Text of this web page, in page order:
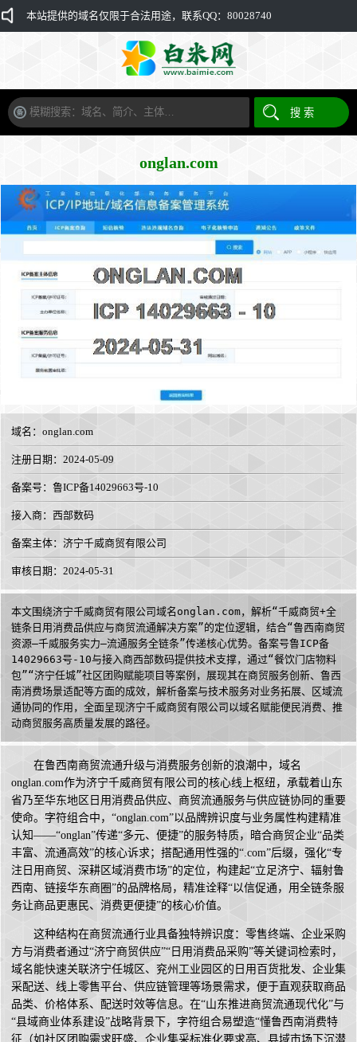
本站提供的域名仅限于合法用途，联系QQ：80028740
onglan.com
域名： onglan.com
注册日期：2024-05-09
备案号：鲁ICP备14029663号-10
接入商： 西部数码
备案主体：济宁千威商贸有限公司
审核日期：2024-05-31
本文围绕济宁千威商贸有限公司域名onglan.com，解析“千威商贸+全
链条日用消费品供应与商贸流通解决方案”的定位逻辑，结合“鲁西南商贸
资源—千威服务实力—流通服务全链条”传递核心优势。备案号鲁ICP备
14029663号-10与接入商西部数码提供技术支撑，通过“餐饮门店物料
包”“济宁任城”社区团购赋能项目等案例，展现其在商贸服务创新、鲁西
南消费场景适配等方面的成效，解析备案与技术服务对业务拓展、区域流
通协同的作用，全面呈现济宁千威商贸有限公司以域名赋能便民消费、推
动商贸服务高质量发展的路径。
在鲁西南商贸流通升级与消费服务创新的浪潮中，域名
onglan.com作为济宁千威商贸有限公司的核心线上枢纽，承载着山东
省乃至华东地区日用消费品供应、商贸流通服务与供应链协同的重要
使命。字符组合中，“onglan.com”以品牌辨识度与业务属性构建精准
认知——“onglan”传递“多元、便捷”的服务特质，暗合商贸企业“品类
丰富、流通高效”的核心诉求；搭配通用性强的“.com”后缀，强化“专
注日用商贸、深耕区域消费市场”的定位，构建起“立足济宁、辐射鲁
西南、链接华东商圈”的品牌格局，精准诠释“以信促通，用全链条服
务让商品更惠民、消费更便捷”的核心价值。
这种结构在商贸流通行业具备独特辨识度：零售终端、企业采购
方与消费者通过“济宁商贸供应”“日用消费品采购”等关键词检索时，
域名能快速关联济宁任城区、兖州工业园区的日用百货批发、企业集
采配送、线上零售平台、供应链管理等场景需求，便于直观获取商品
品类、价格体系、配送时效等信息。在“山东推进商贸流通现代化”与
“县域商业体系建设”战略背景下，字符组合易塑造“懂鲁西南消费特
征（如社区团购需求旺盛、企业集采标准化要求高、县域市场下沉潜